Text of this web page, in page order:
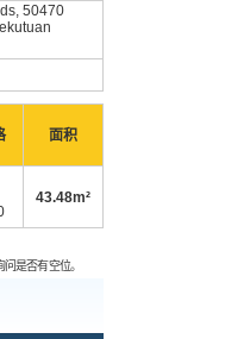
50470
面积
43.48m²
是否有空位。